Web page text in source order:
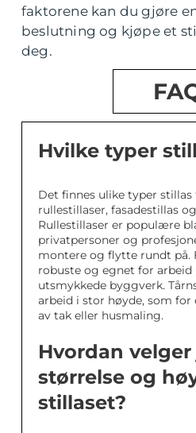
faktorene kan du gjøre
beslutning og kjøpe et
deg.
Hvilke typer
Det finnes ulike typer
rullestillaser, fasadestillas
Rullestillaser er populære
privatpersoner og
montere og flytte rundt på.
robuste og egnet for arbeid
utsmykkede byggverk.
arbeid i stor høyde, som for
av tak eller husmaling.
Hvordan
størrelse og
stillaset?